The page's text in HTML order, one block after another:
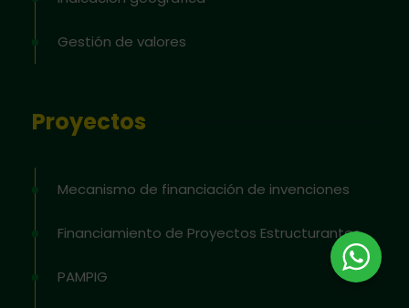
Gestión de valores
Proyectos
Mecanismo de financiación de invenciones
Financiamiento de Proyectos Estructurantes
PAMPIG